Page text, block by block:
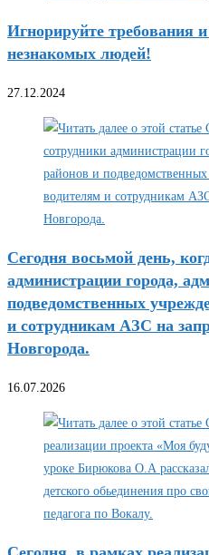
Игнорируйте требования
незнакомых людей!
27.12.2024
Сегодня восьмой день,
администрации города,
подведомственных
и сотрудникам АЗС на
Новгорода.
16.07.2026